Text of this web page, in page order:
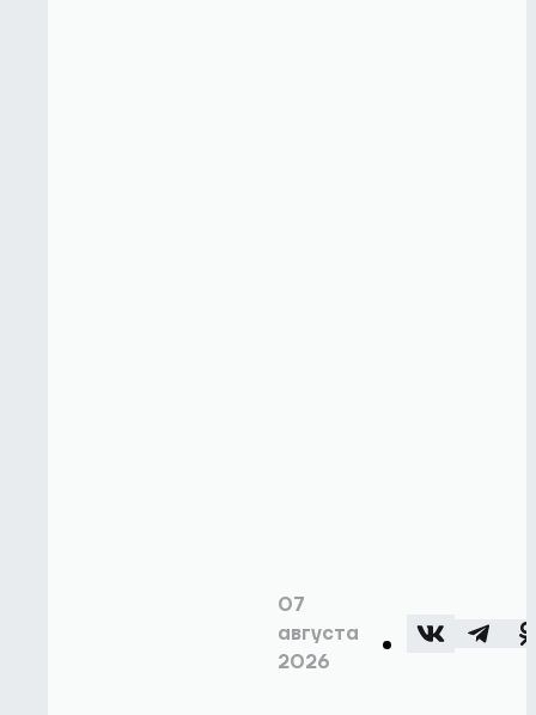
07
августа
2026